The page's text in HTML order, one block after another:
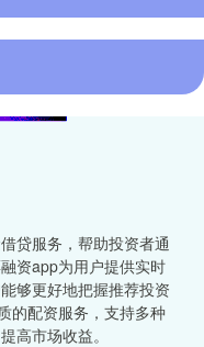
贷服务，帮助投资者通
资app为用户提供实时
够更好地把握推荐投资
的配资服务，支持多种
高市场收益。